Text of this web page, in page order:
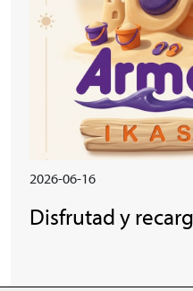
2026-06-16
Disfrutad y